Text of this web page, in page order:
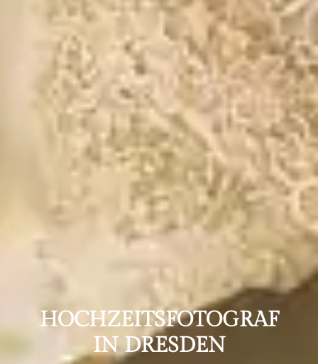
HOCHZEITS­FOTOGRAF
IN DRESDEN